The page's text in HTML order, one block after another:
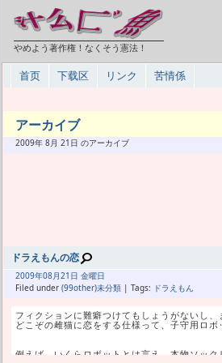
やめよう著作権！なくそう憲法！
首页 下载区 リンク 苦情係
アーカイブ
2009年 8月 21日 のアーカイブ
ドラえもんの恋
2009年08月21日 金曜日
Filed under (99other)未分類 | Tags: ドラえもん
フィクションに難癖つけてもしょうがないし
どこぞの雌猫に恋をする仕様って、子守用ロボ
例えば、いくらロボットとは言え、本物ソッ